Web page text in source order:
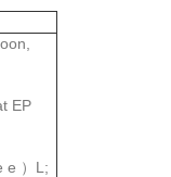
EP
e ）L;